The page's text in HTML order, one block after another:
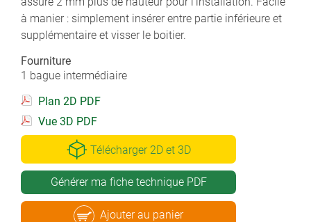
à manier : simplement insérer entre partie inférieure et
supplémentaire et visser le boitier.
Fourniture
1 bague intermédiaire
Plan 2D PDF
Vue 3D PDF
Télécharger 2D et 3D
Générer ma fiche technique PDF
Ajouter au panier